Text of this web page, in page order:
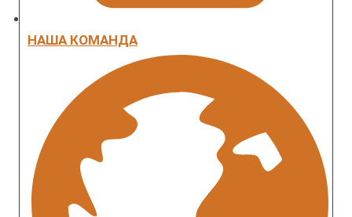
НАША КОМАНДА